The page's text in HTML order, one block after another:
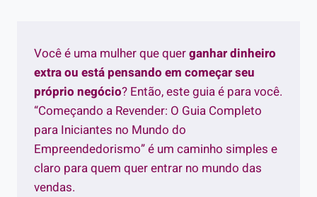
Você é uma mulher que querganhar dinheiro
extra ou está pensando em começar seu
próprio negócio? Então, este guia é para você.
“Começando a Revender: O Guia Completo
para Iniciantes no Mundo do
Empreendedorismo” é um caminho simples e
claro para quem quer entrar no mundo das
vendas.